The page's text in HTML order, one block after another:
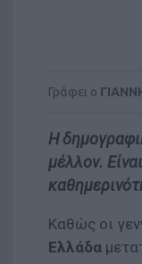
Γράφει ο
Η
μέλλον.
Καθώς οι
Ελλάδα